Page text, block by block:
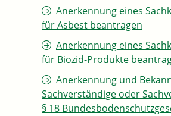
Anerkennung eines
für Asbest beantragen
Anerkennung eines
für Biozid-Produkte
Anerkennung und
Sachverständige oder
§ 18